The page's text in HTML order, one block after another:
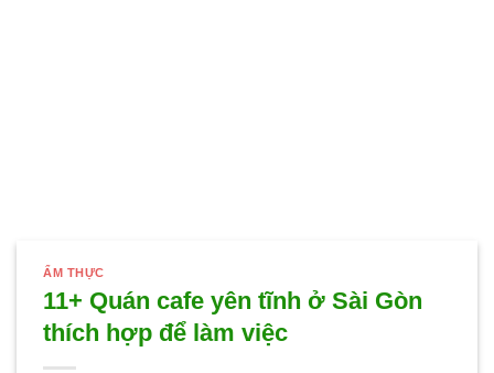
ẨM THỰC
11+ Quán cafe yên tĩnh ở Sài Gòn
thích hợp để làm việc